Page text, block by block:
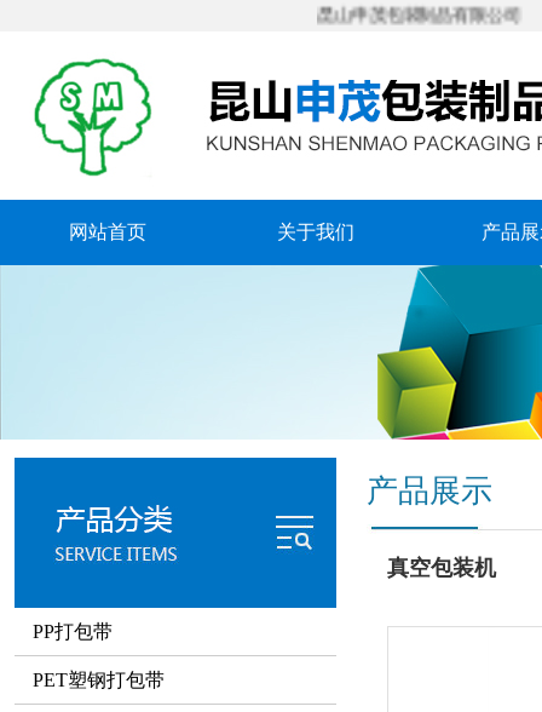
昆山申茂包装制品有限公司
网站首页 关于我们 产品
PP打包带
PET塑钢打包带
产品展示
真空包装机